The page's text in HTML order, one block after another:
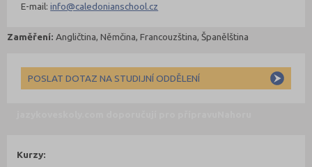
E-mail:info@caledonianschool.cz
Zaměření: Angličtina, Němčina, Francouzština, Španělština
POSLAT DOTAZ NA STUDIJNÍ ODDĚLENÍ
Kurzy: